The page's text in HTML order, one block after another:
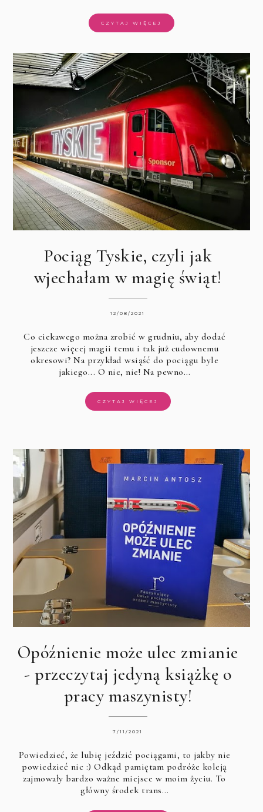
CZYTAJ WIĘCEJ
Pociąg Tyskie, czyli jak
wjechałam w magię świąt!
12/08/2021
Co ciekawego można zrobić w grudniu, aby dodać
jeszcze więcej magii temu i tak już cudownemu
okresowi? Na przykład wsiąść do pociągu byle
jakiego... O nie, nie! Na pewno…
CZYTAJ WIĘCEJ
Opóźnienie może ulec zmianie
- przeczytaj jedyną książkę o
pracy maszynisty!
7/11/2021
Powiedzieć, że lubię jeździć pociągami, to jakby nie
powiedzieć nic :) Odkąd pamiętam podróże koleją
zajmowały bardzo ważne miejsce w moim życiu. To
główny środek trans…